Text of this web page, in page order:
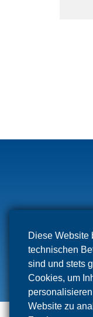
Diese Website
technischen
sind und stets
Cookies, um
Website zu